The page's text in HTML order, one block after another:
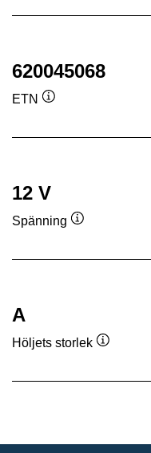
620045068
ETN
12 V
Spänning
A
Höljets storlek